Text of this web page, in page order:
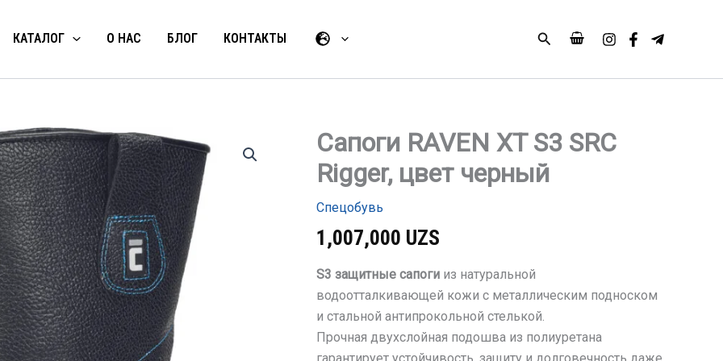
КАТАЛОГ О НАС БЛОГ КОНТАКТЫ Поиск
Сапоги RAVEN XT S3 SRC
Rigger, цвет черный
Спецобувь
1,007,000 UZS
S3 защитные сапоги из натуральной
водоотталкивающей кожи с металлическим подноском
и стальной антипрокольной стелькой.
Прочная двухслойная подошва из полиуретана
Количество
товара
Сапоги
RAVEN
S3
SRC
Rigger,
черный